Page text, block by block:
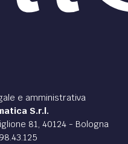
e amministrativa
S.r.l.
81, 40124 - Bologna